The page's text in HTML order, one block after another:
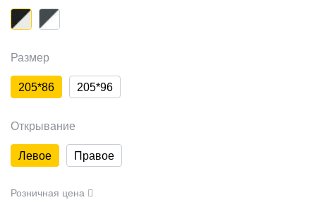
Размер
205*86 205*96
Открывание
Левое Правое
Розничная цена